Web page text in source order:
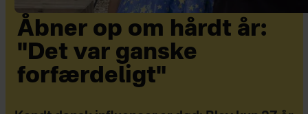
Åbner op om hårdt år:
"Det var ganske
forfærdeligt"